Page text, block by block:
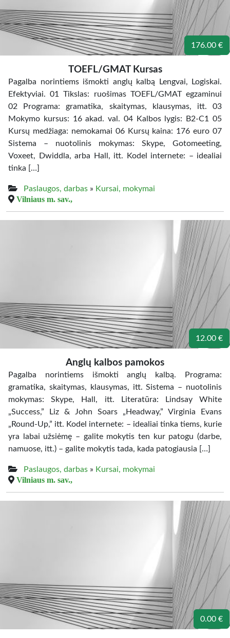
176.00 €
TOEFL/GMAT Kursas
Pagalba norintiems išmokti anglų kalbą Lengvai, Logiskai.
Efektyviai. 01 Tikslas: ruošimas TOEFL/GMAT egzaminui
02 Programa: gramatika, skaitymas, klausymas, itt. 03
Mokymo kursus: 16 akad. val. 04 Kalbos lygis: B2-C1 05
Kursų medžiaga: nemokamai 06 Kursų kaina: 176 euro 07
Sistema – nuotolinis mokymas: Skype, Gotomeeting,
Voxeet, Dwiddla, arba Hall, itt. Kodel internete: – idealiai
tinka […]
Paslaugos, darbas » Kursai, mokymai
Vilniaus m. sav.,
12.00 €
Anglų kalbos pamokos
Pagalba norintiems išmokti anglų kalbą. Programa:
gramatika, skaitymas, klausymas, itt. Sistema – nuotolinis
mokymas: Skype, Hall, itt. Literatūra: Lindsay White
„Success,” Liz & John Soars „Headway,” Virginia Evans
„Round-Up,” itt. Kodel internete: – idealiai tinka tiems, kurie
yra labai užsiėmę – galite mokytis ten kur patogu (darbe,
namuose, itt.) – galite mokytis tada, kada patogiausia […]
Paslaugos, darbas » Kursai, mokymai
Vilniaus m. sav.,
0.00 €